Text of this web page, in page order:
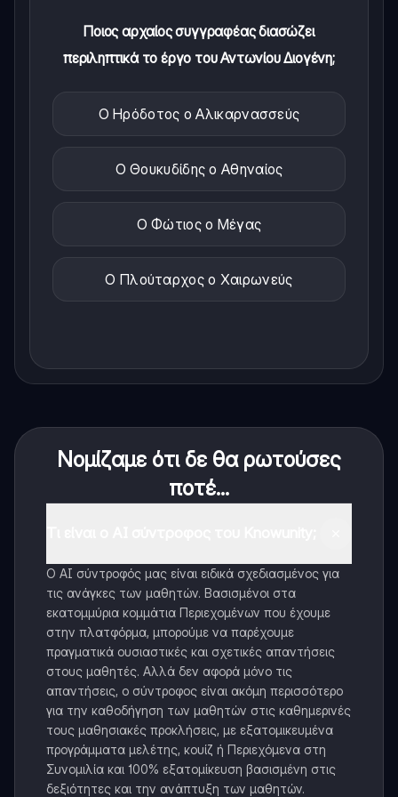
Ποιος αρχαίος συγγραφέας διασώζει
περιληπτικά το έργο του Αντωνίου Διογένη;
Ο Ηρόδοτος ο Αλικαρνασσεύς
Ο Θουκυδίδης ο Αθηναίος
Ο Φώτιος ο Μέγας
Ο Πλούταρχος ο Χαιρωνεύς
Νομίζαμε ότι δε θα ρωτούσες
ποτέ...
Ο AI σύντροφός μας είναι ειδικά σχεδιασμένος για
τις ανάγκες των μαθητών. Βασισμένοι στα
εκατομμύρια κομμάτια Περιεχομένων που έχουμε
στην πλατφόρμα, μπορούμε να παρέχουμε
πραγματικά ουσιαστικές και σχετικές απαντήσεις
στους μαθητές. Αλλά δεν αφορά μόνο τις
απαντήσεις, ο σύντροφος είναι ακόμη περισσότερο
για την καθοδήγηση των μαθητών στις καθημερινές
τους μαθησιακές προκλήσεις, με εξατομικευμένα
προγράμματα μελέτης, κουίζ ή Περιεχόμενα στη
Συνομιλία και 100% εξατομίκευση βασισμένη στις
δεξιότητες και την ανάπτυξη των μαθητών.